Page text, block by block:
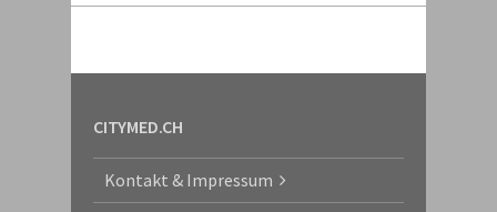
CITYMED.CH
Kontakt & Impressum